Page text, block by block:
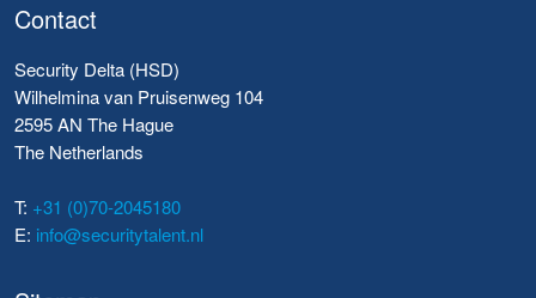
Contact
Security Delta (HSD)
Wilhelmina van Pruisenweg 104
2595 AN The Hague
The Netherlands
T: +31 (0)70-2045180
E: info@securitytalent.nl